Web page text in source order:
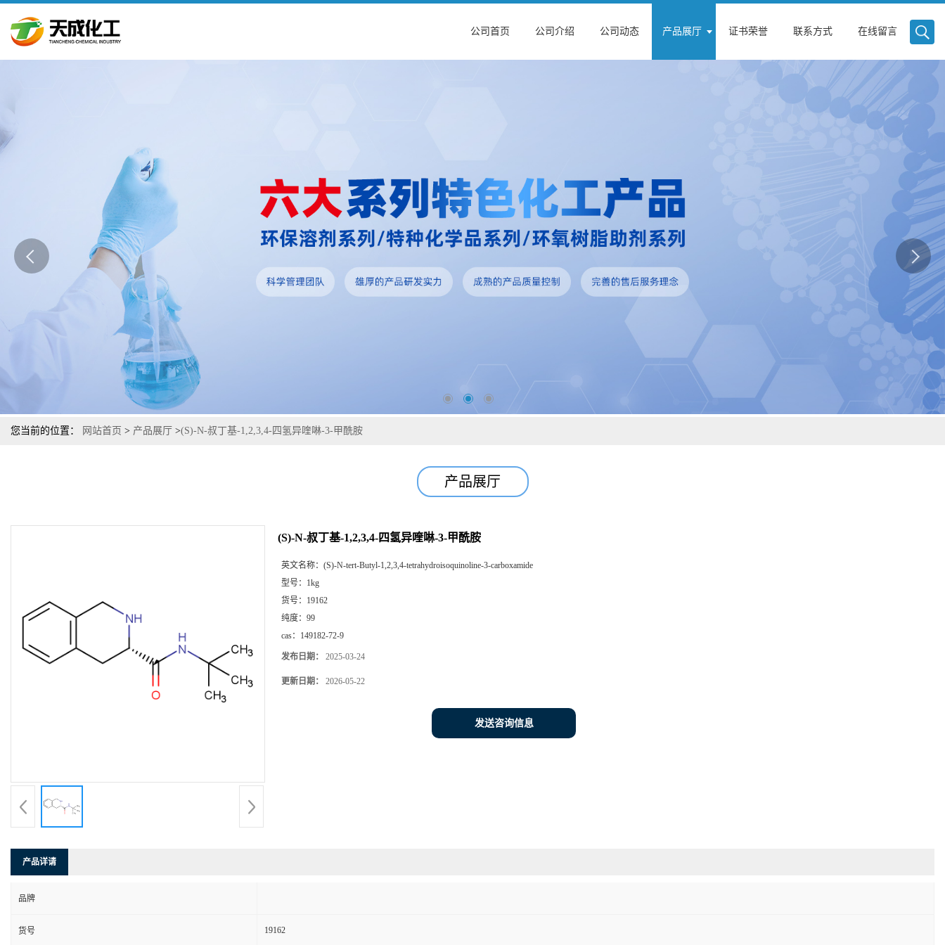
公司首页 公司介绍 公司动态 产品展厅 证书荣誉 联系方式 在线留言
您当前的位置： 网站首页 > 产品展厅 >(S)-N-叔丁基-1,2,3,4-四氢异喹啉-3-甲酰胺
产品展厅
(S)-N-叔丁基-1,2,3,4-四氢异喹啉-3-甲酰胺
英文名称： (S)-N-tert-Butyl-1,2,3,4-tetrahydroisoquinoline-3-carboxamide
型号： 1kg
货号： 19162
纯度： 99
cas： 149182-72-9
发布日期： 2025-03-24
更新日期： 2026-05-22
发送咨询信息
产品详请
品牌
货号 19162